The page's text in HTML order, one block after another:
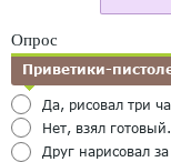
Опрос
Приветики-
Да, рисовал три
Нет, взял
Друг нарисовал